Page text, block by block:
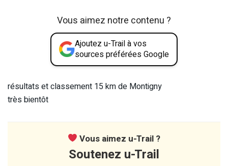
Vous aimez notre contenu ?
Ajoutez u-Trail à vos
sources préférées Google
résultats et classement 15 km de Montigny
très bientôt
Vous aimez u-Trail ?
Soutenez u-Trail